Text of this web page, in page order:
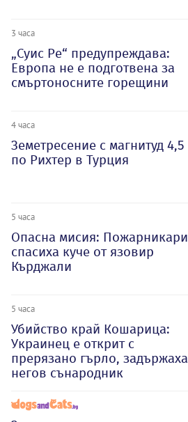
3 часа
„Суис Ре“ предупреждава:
Европа не е подготвена за
смъртоносните горещини
4 часа
Земетресение с магнитуд 4,5
по Рихтер в Турция
5 часа
Опасна мисия: Пожарникари
спасиха куче от язовир
Кърджали
5 часа
Убийство край Кошарица:
Украинец е открит с
прерязано гърло, задържаха
негов сънародник